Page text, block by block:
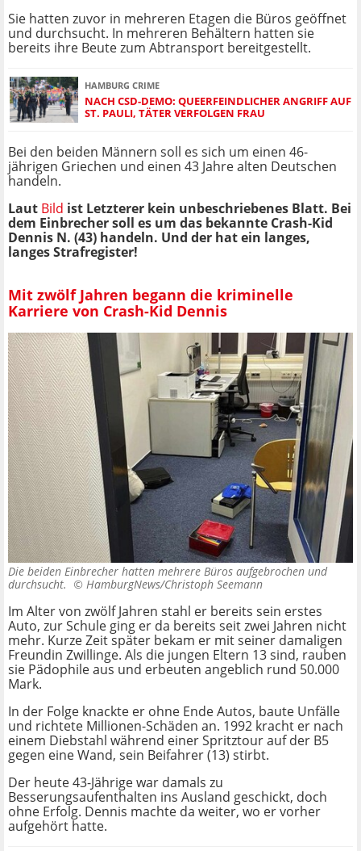
Sie hatten zuvor in mehreren Etagen die Büros geöffnet
und durchsucht. In mehreren Behältern hatten sie
bereits ihre Beute zum Abtransport bereitgestellt.
HAMBURG CRIME
NACH CSD-DEMO: QUEERFEINDLICHER ANGRIFF AUF
ST. PAULI, TÄTER VERFOLGEN FRAU
Bei den beiden Männern soll es sich um einen 46-
jährigen Griechen und einen 43 Jahre alten Deutschen
handeln.
Laut Bild ist Letzterer kein unbeschriebenes Blatt. Bei
dem Einbrecher soll es um das bekannte Crash-Kid
Dennis N. (43) handeln. Und der hat ein langes,
langes Strafregister!
Mit zwölf Jahren begann die kriminelle
Karriere von Crash-Kid Dennis
Die beiden Einbrecher hatten mehrere Büros aufgebrochen und
durchsucht. © HamburgNews/Christoph Seemann
Im Alter von zwölf Jahren stahl er bereits sein erstes
Auto, zur Schule ging er da bereits seit zwei Jahren nicht
mehr. Kurze Zeit später bekam er mit seiner damaligen
Freundin Zwillinge. Als die jungen Eltern 13 sind, rauben
sie Pädophile aus und erbeuten angeblich rund 50.000
Mark.
In der Folge knackte er ohne Ende Autos, baute Unfälle
und richtete Millionen-Schäden an. 1992 kracht er nach
einem Diebstahl während einer Spritztour auf der B5
gegen eine Wand, sein Beifahrer (13) stirbt.
Der heute 43-Jährige war damals zu
Besserungsaufenthalten ins Ausland geschickt, doch
ohne Erfolg. Dennis machte da weiter, wo er vorher
aufgehört hatte.